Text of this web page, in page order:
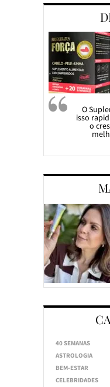
O
isso
o
40 SEMANAS
ASTROLOGIA
BEM-ESTAR
CELEBRIDADES